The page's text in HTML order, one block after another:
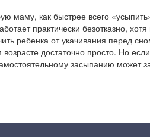
маму, как быстрее всего
практически безотказно,
ребенка от укачивания перед
достаточно просто. Но
засыпанию может